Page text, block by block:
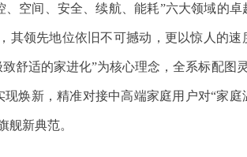
、空间、安全、续航、能耗”六大领域的
其领先地位依旧不可撼动，更以惊人的速
舒适的家进化”为核心理念，全系标配图
焕新，精准对接中高端家庭用户对“家
舰新典范。